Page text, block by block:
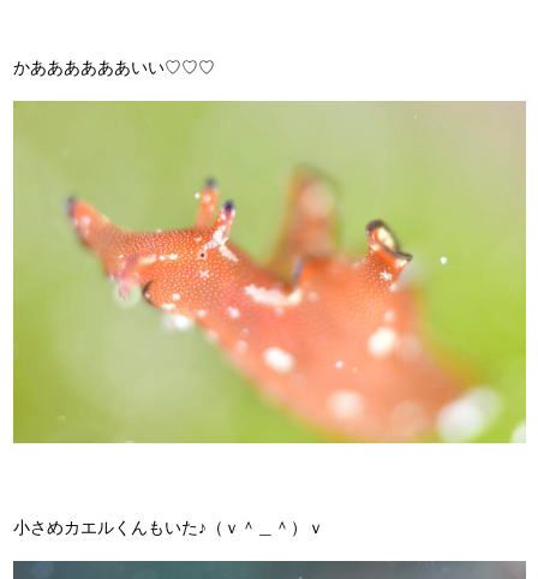
かああああああいい♡♡♡
小さめカエルくんもいた♪（ｖ＾＿＾）ｖ